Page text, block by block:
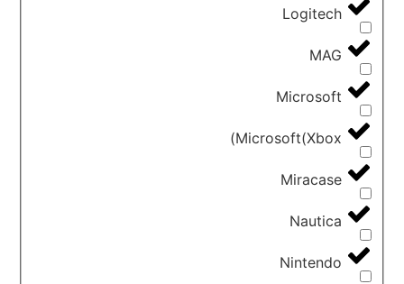
Logitech
MAG
Microsoft
Microsoft(Xbox)
Miracase
Nautica
Nintendo